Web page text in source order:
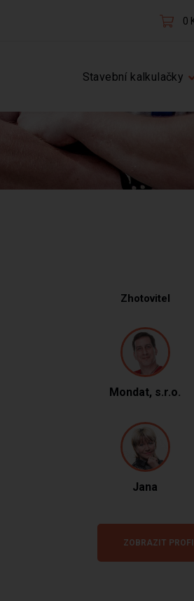
0
Stavební kalkulačky
Zhotovitel
Mondat, s.r.o.
Jana
ZOBRAZIT